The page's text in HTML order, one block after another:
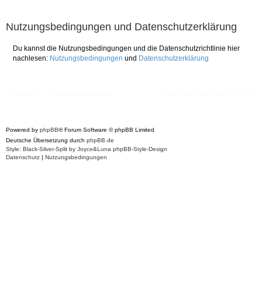
Nutzungsbedingungen und Datenschutzerklärung
Du kannst die Nutzungsbedingungen und die Datenschutzrichtlinie hier
nachlesen: Nutzungsbedingungen und Datenschutzerklärung
Powered by phpBB® Forum Software © phpBB Limited
Deutsche Übersetzung durch phpBB.de
Style: Black-Silver-Split by Joyce&Luna phpBB-Style-Design
Datenschutz | Nutzungsbedingungen